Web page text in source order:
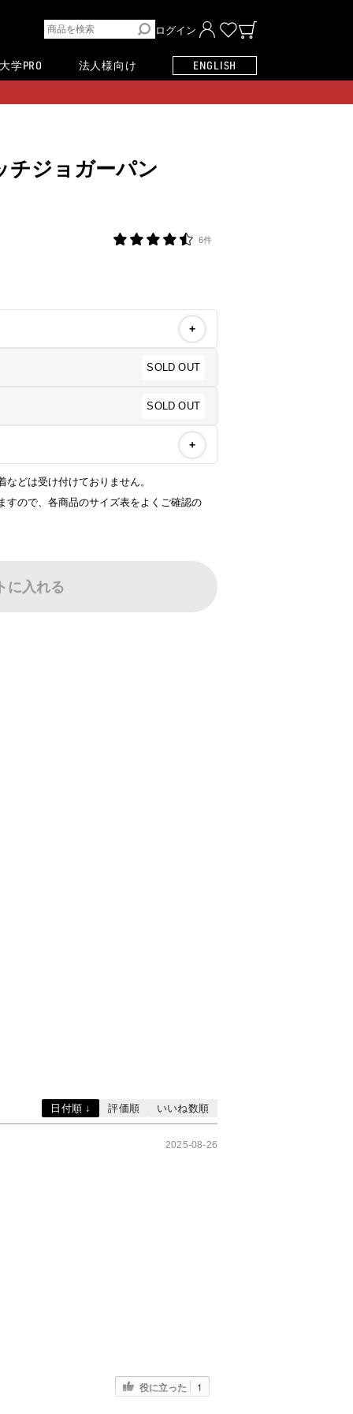
ログイン
学PRO 法人様向け ENGLISH
チジョガーパン
6件
+
SOLD OUT
SOLD OUT
+
どは受け付けておりません。
すので、各商品のサイズ表をよくご確認の
に入れる
日付順 ↓ 評価順 いいね数順
2025-08-26
役に立った 1